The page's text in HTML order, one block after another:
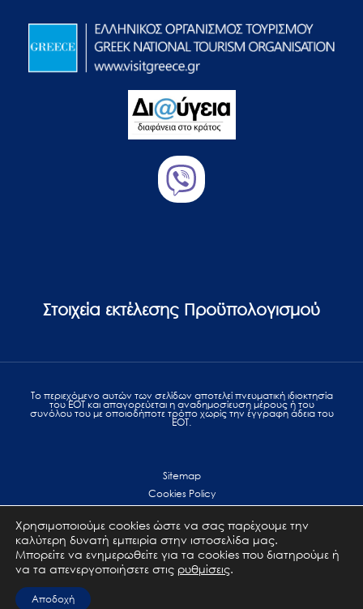
Στοιχεία εκτέλεσης Προϋπολογισμού
Το περιεχόμενο αυτών των σελίδων αποτελεί πvευματική ιδιοκτησία
του ΕΟΤ και απαγορεύεται η αναδημοσίευση μέρους ή του
συνόλου του με οποιοδήποτε τρόπο χωρίς την έγγραφη άδεια του
ΕΟΤ.
Sitemap
Cookies Policy
Terms of use
Επικοινωνία
Χρησιμοποιούμε cookies ώστε να σας παρέχουμε την
καλύτερη δυνατή εμπειρία στην ιστοσελίδα μας.
Μπορείτε να ενημερωθείτε για τα cookies που διατηρούμε ή
να τα απενεργοποιήσετε στις ρυθμίσεις.
Αποδοχή